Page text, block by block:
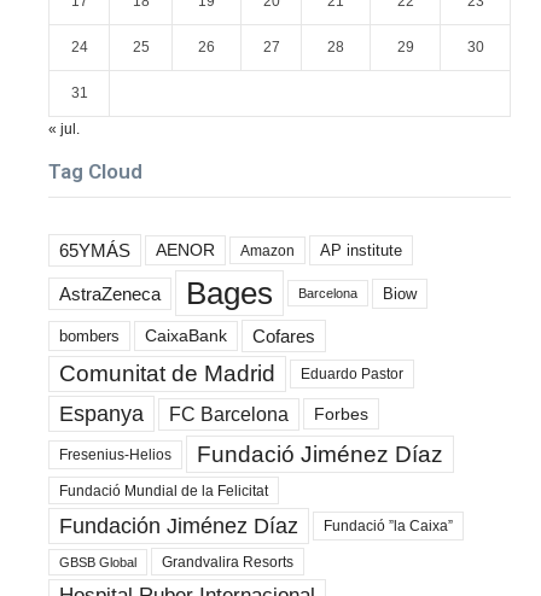
24 25 26 27 28 29 30
31
« jul.
Tag Cloud
65YMÁS AENOR Amazon AP institute
AstraZeneca Bages Barcelona Biow
bombers CaixaBank Cofares
Comunitat de Madrid Eduardo Pastor
Espanya FC Barcelona Forbes
Fresenius-Helios Fundació Jiménez Díaz
Fundació Mundial de la Felicitat
Fundación Jiménez Díaz Fundació ”la Caixa”
GBSB Global Grandvalira Resorts